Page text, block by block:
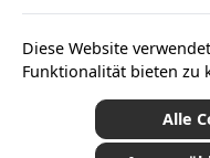
*Alle Preise inkl. gesetzl.
Diese Website
Funktionalität bieten zu
Alle